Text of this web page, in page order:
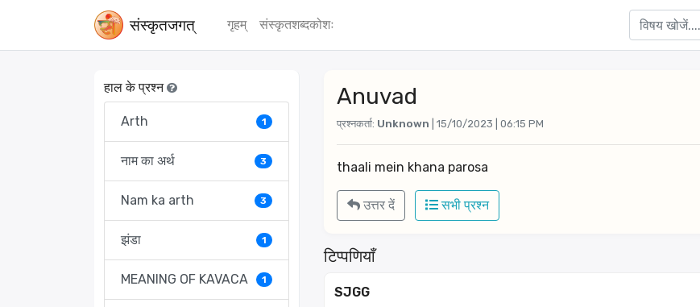
संस्‍कृतजगत् गृहम् संस्‍कृतशब्‍दकोशः
हाल के प्रश्न
Arth 1
नाम का अर्थ 3
Nam ka arth 3
झंडा 1
MEANING OF KAVACA 1
Anuvad
प्रश्नकर्ता: Unknown | 15/10/2023 | 06:15 PM
thaali mein khana parosa
उत्तर दें सभी प्रश्न
टिप्पणियाँ
SJGG